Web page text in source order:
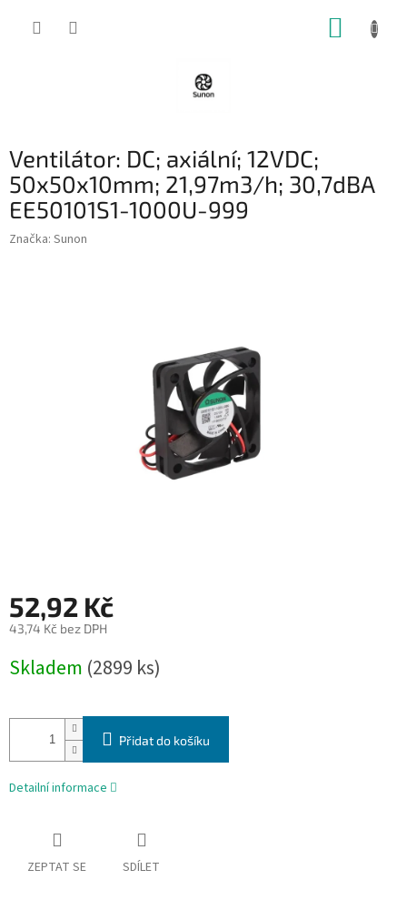
Ventilátor: DC; axiální; 12VDC;
50x50x10mm; 21,97m3/h; 30,7dBA
EE50101S1-1000U-999
Značka: Sunon
52,92 Kč
43,74 Kč bez DPH
cena:
Skladem (2899 ks)
Přidat do košíku
Detailní informace
ZEPTAT SE SDÍLET